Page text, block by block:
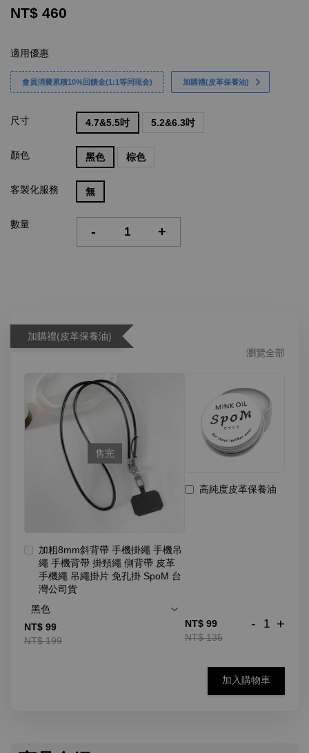
NT$ 460
適用優惠
會員消費累積10%回饋金(1:1等同現金) 加購禮(皮革保養油)
尺寸 4.7&5.5吋 5.2&6.3吋
顏色 黑色 棕色
客製化服務 無
數量 - +
加購禮(皮革保養油)
瀏覽全部
售完
加粗8mm斜背帶 手機掛繩 手機吊
繩 手機背帶 掛頸繩 側背帶 皮革
手機繩 吊繩掛片 免孔掛 SpoM 台
灣公司貨
NT$ 99
NT$ 199
高純度皮革保養油
NT$ 99
NT$ 135
- +
加入購物車